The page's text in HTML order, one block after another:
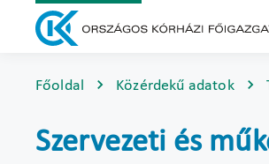
Főoldal Közérdekű adatok
Szervezeti és